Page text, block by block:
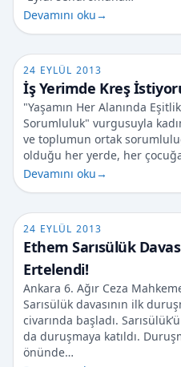
Devamını oku→
24 EYLÜL 2013
İş Yerimde Kreş
"Yaşamın Her Alanında
Sorumluluk" vurgusuyla
ve toplumun ortak
olduğu her yerde, her
Devamını oku→
24 EYLÜL 2013
Ethem Sarısülük
Ertelendi!
Ankara 6. Ağır Ceza
Sarısülük davasının ilk
civarında başladı.
da duruşmaya katıldı.
önünde…